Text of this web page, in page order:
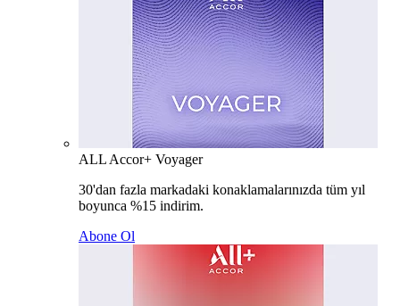
ALL Accor+ Voyager
30'dan fazla markadaki konaklamalarınızda tüm yıl
boyunca %15 indirim.
Abone Ol